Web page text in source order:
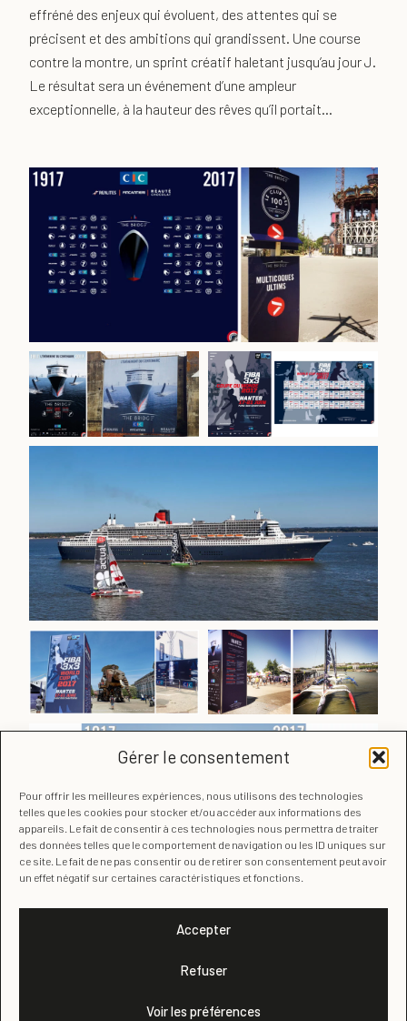
Gérer le consentement
Pour offrir les meilleures expériences, nous utilisons des technologies
telles que les cookies pour stocker et/ou accéder aux informations des
appareils. Le fait de consentir à ces technologies nous permettra de traiter
des données telles que le comportement de navigation ou les ID uniques sur
ce site. Le fait de ne pas consentir ou de retirer son consentement peut avoir
un effet négatif sur certaines caractéristiques et fonctions.
Accepter
Refuser
Voir les préférences
effréné des enjeux qui évoluent, des attentes qui se
précisent et des ambitions qui grandissent. Une course
contre la montre, un sprint créatif haletant jusqu’au jour J.
Le résultat sera un événement d’une ampleur
exceptionnelle, à la hauteur des rêves qu’il portait…
© Isabelle Keller Design
Mentions légales